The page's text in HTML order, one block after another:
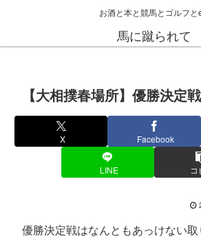
お酒と本と競馬とゴルフと
馬に蹴られて
【大相撲春場所】優勝決定
X Facebook
LINE コ
優勝決定戦はなんともあっけない